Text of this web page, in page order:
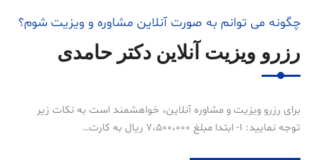
چگونه می توانم به صورت آنلاین مشاوره و ویزیت شوم؟
رزرو ویزیت آنلاین دکتر حامدی
برای رزرو ویزیت و مشاوره آنلاین، خواهشمند است به نکات زیر
توجه نمایید: 1- ابتدا مبلغ 7،500،000 ریال به کارت…